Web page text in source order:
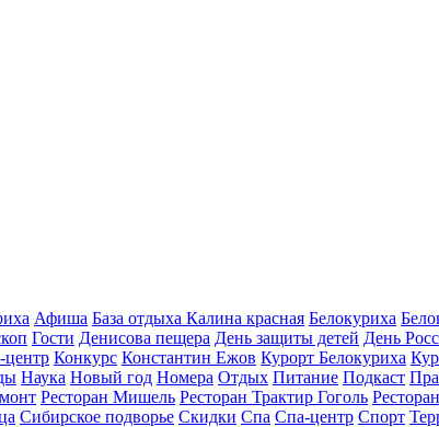
Афиша База отдыха Калина красная Белокуриха
Гости Денисова пещера День защиты детей День
центр Конкурс Константин Ежов Курорт Белокуриха
Наука Новый год Номера Отдых Питание Подкаст
Ресторан Мишель Ресторан Трактир Гоголь
Сибирское подворье Скидки Спа Спа-центр Спорт